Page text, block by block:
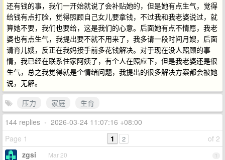
还有钱的事，我们一开始就说了会补贴她的，但是她有点生气，觉得
给钱有点打脸，觉得照顾自己女儿要拿钱，不过我和我老婆说过，就
算她不要，我们也要给，这是我们的心意。后面她有点不情愿，我老
婆也有点生气，我提出要不就不用来了，我多请一段时间月嫂，后面
请育儿嫂，反正在我妈接手前多花钱解决。对于现在没人照顾的事
情，我已经在联系住家阿姨了，有个人在照应下，但是我老婆还是很
生气，总之我觉得就是个情绪问题，我提出的很多解决方案都会被她
说，无解。
压力
家庭
生育
144 replies • 2026-03-24 11:07:16 +08:00
Page 1
of 2
1 2
1
zgsi Mar 20